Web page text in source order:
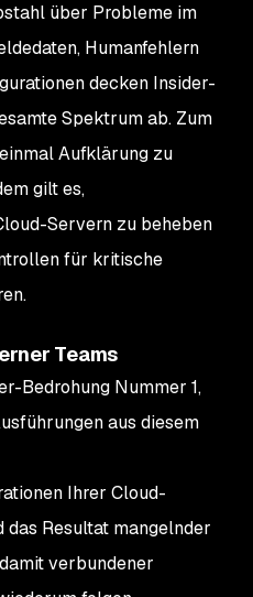
über Probleme im
Humanfehlern
decken Insider-
Spektrum ab. Zum
Aufklärung zu
gilt es,
Servern zu beheben
für kritische
Teams
Bedrohung Nummer 1,
aus diesem
Ihrer Cloud-
das Resultat mangelnder
verbundener